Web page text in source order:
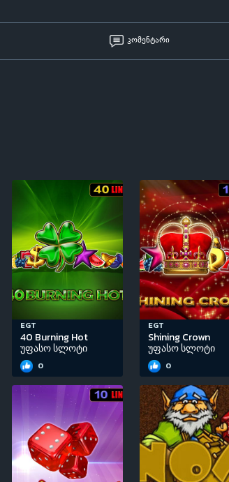
კომენტარი
EGT
40 Burning Hot
უფასო სლოტი
0
EGT
Shining Crown
უფასო სლოტი
0